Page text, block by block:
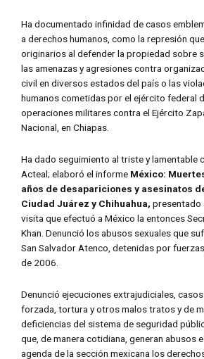
Ha documentado infinidad de casos
a derechos humanos, como la represión
originarios al defender la propiedad sobre
las amenazas y agresiones contra
civil en diversos estados del país o las
humanos cometidas por el ejército federal
operaciones militares contra el Ejército
Nacional, en Chiapas.
Ha dado seguimiento al triste y lamentable
Acteal; elaboró el informe México:
años de desapariciones y asesinatos
Ciudad Juárez y Chihuahua, presentado
visita que efectuó a México la entonces
Khan. Denunció los abusos sexuales que
San Salvador Atenco, detenidas por
de 2006.
Denunció ejecuciones extrajudiciales,
forzada, tortura y otros malos tratos y de
deficiencias del sistema de seguridad
que, de manera cotidiana, generan abusos
agenda de la sección mexicana los